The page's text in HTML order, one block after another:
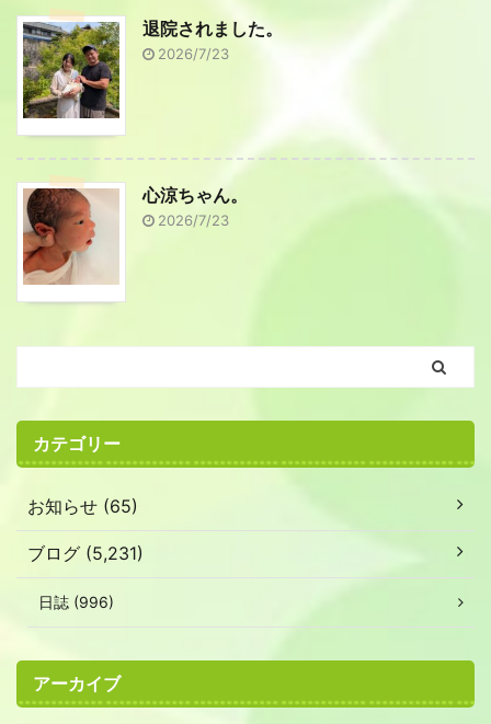
退院されました。
2026/7/23
心涼ちゃん。
2026/7/23
カテゴリー
お知らせ (65)
ブログ (5,231)
日誌 (996)
アーカイブ